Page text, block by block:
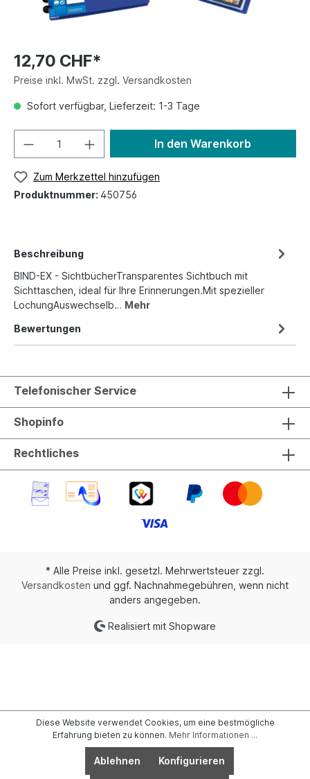
12,70 CHF*
Preise inkl. MwSt. zzgl. Versandkosten
Sofort verfügbar, Lieferzeit: 1-3 Tage
In den Warenkorb
Zum Merkzettel hinzufügen
Produktnummer: 450756
Beschreibung
BIND-EX - SichtbücherTransparentes Sichtbuch mit
Sichttaschen, ideal für Ihre Erinnerungen.Mit spezieller
LochungAuswechselb… Mehr
Bewertungen
Telefonischer Service
Shopinfo
Rechtliches
* Alle Preise inkl. gesetzl. Mehrwertsteuer zzgl.
Versandkosten und ggf. Nachnahmegebühren, wenn nicht
anders angegeben.
Realisiert mit Shopware
Diese Website verwendet Cookies, um eine bestmögliche
Erfahrung bieten zu können. Mehr Informationen ...
Ablehnen Konfigurieren